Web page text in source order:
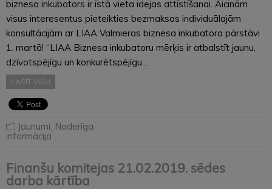
biznesa inkubators ir īstā vieta idejas attīstīšanai. Aicinām
visus interesentus pieteikties bezmaksas individuālajām
konsultācijām ar LIAA Valmieras biznesa inkubatora pārstāvi
1. martā! “LIAA Biznesa inkubatoru mērķis ir atbalstīt jaunu,
dzīvotspējīgu un konkurētspējīgu…
LASĪT VISU
Jaunumi Noderīga
informācija
Finanšu komitejas 21.02.2019. sēdes
darba kārtība